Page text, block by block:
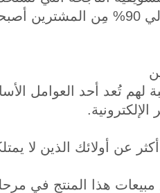
بغرض تشجيع العملاء على الشراء و إنعاش المبيعات ، و مِن
بالنسبة لهم تُعد أحد
هذا المنتج في